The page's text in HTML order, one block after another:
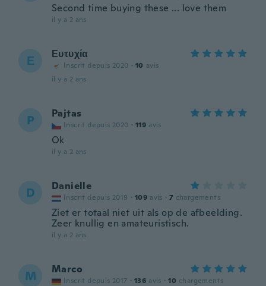
Second time buying these ... love them
il y a 2 ans
Ε Ευτυχία
Inscrit depuis 2020 · 10 avis
il y a 2 ans
P Pajtas
Inscrit depuis 2020 · 119 avis
Ok
il y a 2 ans
D Danielle
Inscrit depuis 2019 · 109 avis · 7 chargements
Ziet er totaal niet uit als op de afbeelding.
Zeer knullig en amateuristisch.
il y a 2 ans
M Marco
Inscrit depuis 2017 · 136 avis · 10 chargements